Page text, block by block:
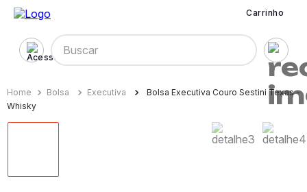
Carrinho
Buscar
Bolsa Executiva
Bolsa Executiva Couro Sestini Texas -
Whisky